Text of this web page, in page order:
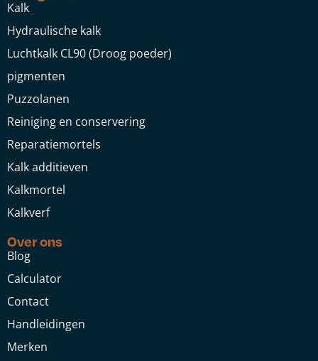
Kalk
Hydraulische kalk
Luchtkalk CL90 (Droog poeder)
pigmenten
Puzzolanen
Reiniging en conservering
Reparatiemortels
Kalk additieven
Kalkmortel
Kalkverf
Over ons
Blog
Calculator
Contact
Handleidingen
Merken